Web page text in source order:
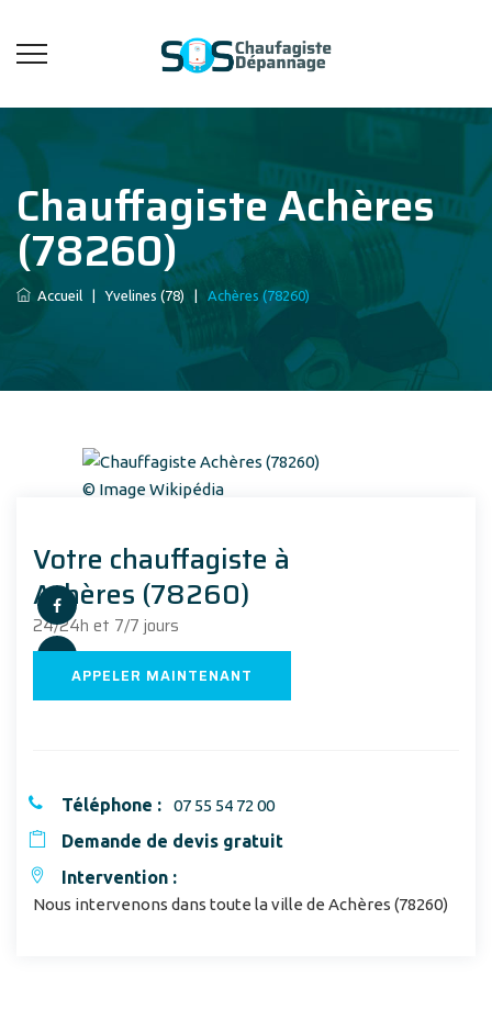
Chauffagiste Achères
(78260)
Accueil Yvelines (78) Achères (78260)
© Image Wikipédia
Votre chauffagiste à
Achères (78260)
24/24h et 7/7 jours
APPELER MAINTENANT
Téléphone : 07 55 54 72 00
Demande de devis gratuit
Intervention :
Nous intervenons dans toute la ville de Achères (78260)